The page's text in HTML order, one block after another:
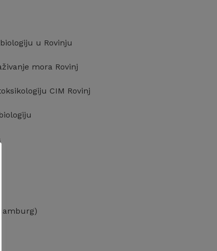
u Rovinju
mora Rovinj
CIM Rovinj